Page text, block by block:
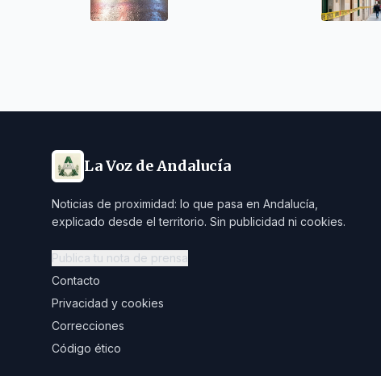
La Voz de Andalucía
Noticias de proximidad: lo que pasa en Andalucía,
explicado desde el territorio. Sin publicidad ni cookies.
Publica tu nota de prensa
Contacto
Privacidad y cookies
Correcciones
Código ético